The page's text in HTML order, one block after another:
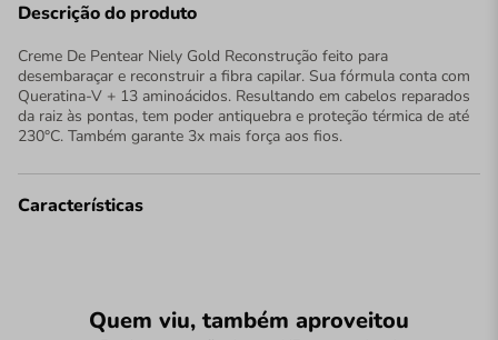
Descrição do produto
Creme De Pentear Niely Gold Reconstrução feito para
desembaraçar e reconstruir a fibra capilar. Sua fórmula conta com
Queratina-V + 13 aminoácidos. Resultando em cabelos reparados
da raiz às pontas, tem poder antiquebra e proteção térmica de até
230°C. Também garante 3x mais força aos fios.
Características
Quem viu, também aproveitou